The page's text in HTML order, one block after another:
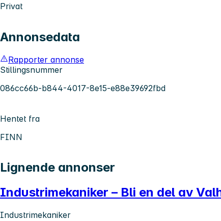
Privat
Annonsedata
Rapporter annonse
Stillingsnummer
086cc66b-b844-4017-8e15-e88e39692fbd
Hentet fra
FINN
Lignende annonser
Industrimekaniker – Bli en del av
Industrimekaniker